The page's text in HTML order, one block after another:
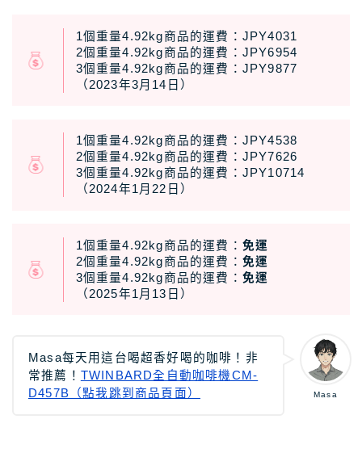
1個重量4.92kg商品的運費：JPY4031
2個重量4.92kg商品的運費：JPY6954
3個重量4.92kg商品的運費：JPY9877
（2023年3月14日）
1個重量4.92kg商品的運費：JPY4538
2個重量4.92kg商品的運費：JPY7626
3個重量4.92kg商品的運費：JPY10714
（2024年1月22日）
1個重量4.92kg商品的運費： 免運
2個重量4.92kg商品的運費： 免運
3個重量4.92kg商品的運費： 免運
（2025年1月13日）
Masa
Masa每天用這台喝超香好喝的咖啡！非
常推薦！ TWINBARD全自動咖啡機CM-
D457B（點我跳到商品頁面）